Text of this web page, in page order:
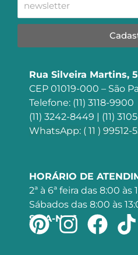
Rua Silveira Martins,
CEP 01019-000 – São
Telefone: (11) 3118-9900
(11) 3242-8449 | (11)
WhatsApp: ( 11 ) 99512-
HORÁRIO DE
2ª à 6ª feira das 8:00 às
Sábados das 8:00 às
SIGA-NOS